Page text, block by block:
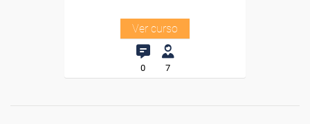
Ver curso
0 7